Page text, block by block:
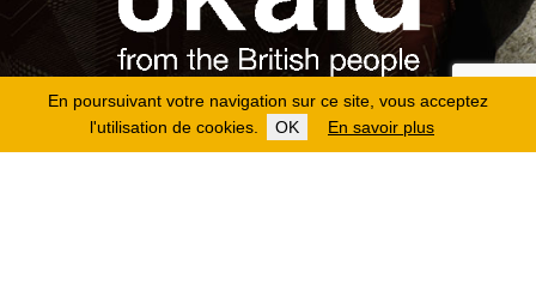
En poursuivant votre navigation sur ce site, vous acceptez
l'utilisation de cookies.
OK En savoir plus